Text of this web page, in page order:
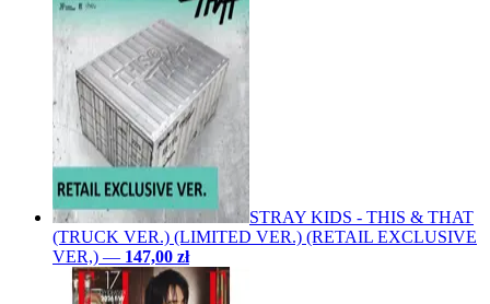
STRAY KIDS - THIS & THAT
(TRUCK VER.) (LIMITED VER.) (RETAIL EXCLUSIVE
VER,) — 147,00 zł